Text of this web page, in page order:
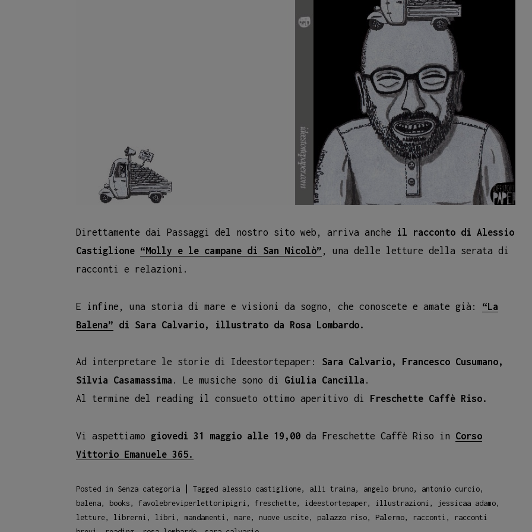
Direttamente dai Passaggi del nostro sito web, arriva anche
il racconto di Alessio
Castiglione “Molly e le campane di San Nicolò” , una delle letture della serata di
racconti e relazioni.
E infine, una storia di mare e visioni da sogno, che conoscete e amate già: “La
Balena” di Sara Calvario, illustrato da Rosa Lombardo.
Ad interpretare le storie di Ideestortepaper: Sara Calvario, Francesco Cusumano,
Silvia Casamassima . Le musiche sono di Giulia Cancilla .
Al termine del reading il consueto ottimo aperitivo di
Freschette Caffè Riso.
Vi aspettiamo giovedi 31 maggio alle 19,00 da Freschette Caffè Riso in Corso
Vittorio Emanuele 365.
Posted in Senza categoria Tagged alessio castiglione, alli traina, angelo bruno, antonio curcio,
balena, books , favolebreviperlettoripigri , freschette, ideestortepaper, illustrazioni , jessicaa adamo,
letture, librerni , libri , mandamenti , mare, nuove uscite, palazzo riso, Palermo, racconti ,
racconti